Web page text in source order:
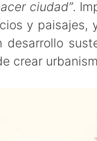
ciudad”.
y paisajes,
crear